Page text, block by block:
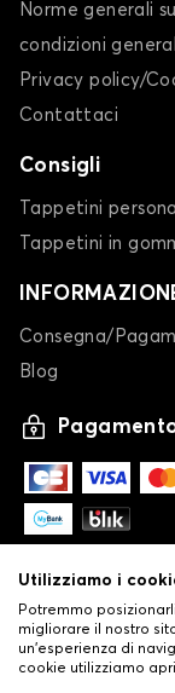
Norme generali
condizioni
Privacy policy/
Contattaci
Consigli
Tappetini
Tappetini in
Consegna/
Blog
Utilizziamo i
Potremmo
migliorare il nostro
un'esperienza di
cookie utilizziamo